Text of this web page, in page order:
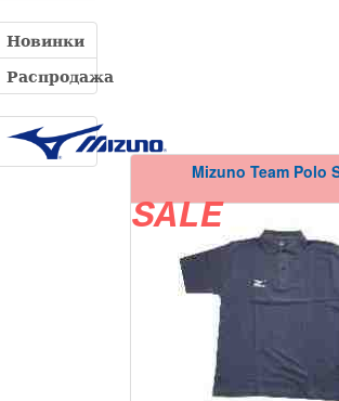
Новинки
Распродажа
Mizuno Team Polo
SALE